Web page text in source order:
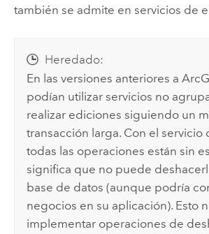
también se admite en servicios de
Heredado:
En las versiones anteriores a
podían utilizar servicios no
realizar ediciones siguiendo un
transacción larga. Con el servicio
todas las operaciones están sin
significa que no puede
base de datos (aunque podría
negocios en su aplicación). Esto
implementar operaciones de